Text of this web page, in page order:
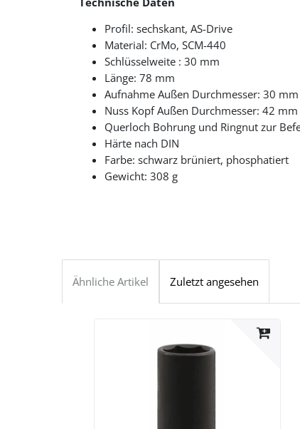
Profil: sechskant, AS-Drive
Material: CrMo, SCM-440
Schlüsselweite : 30 mm
Länge: 78 mm
Aufnahme Außen Durchmesser: 30 mm
Nuss Kopf Außen Durchmesser: 42 mm
Querloch Bohrung und Ringnut zur
Härte nach DIN
Farbe: schwarz brüniert, phosphatiert
Gewicht: 308 g
Ähnliche Artikel Zuletzt angesehen